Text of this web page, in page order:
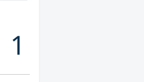
1